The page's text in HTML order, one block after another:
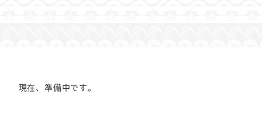
現在、準備中です。